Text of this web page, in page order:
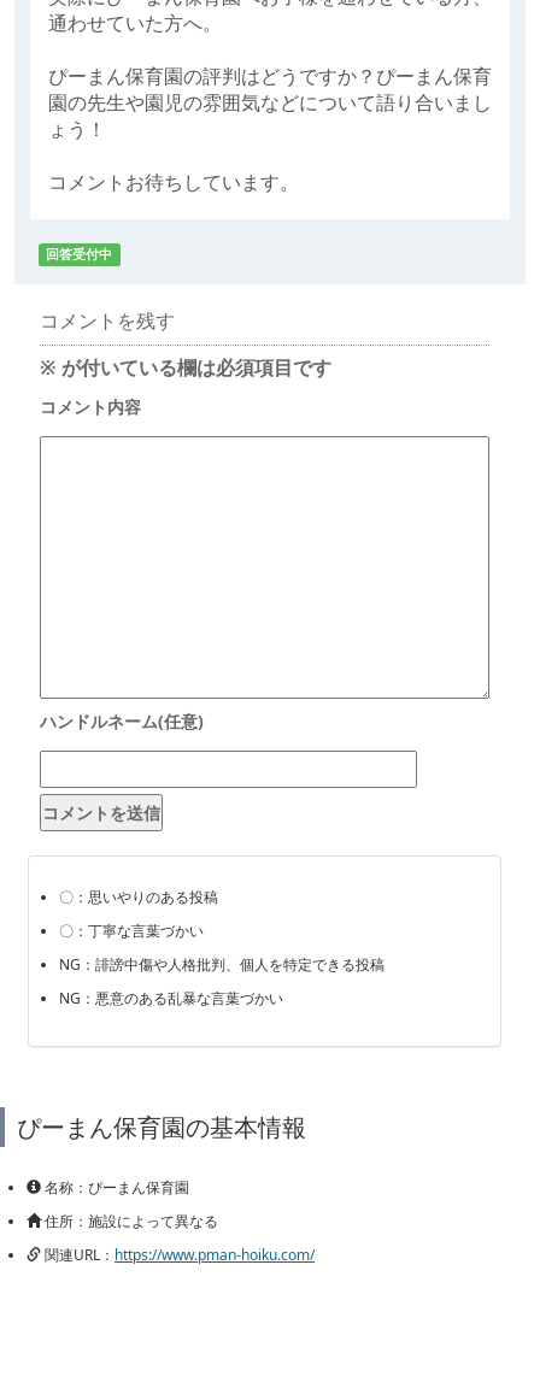
通わせていた方へ。
ぴーまん保育園の評判はどうですか？ぴーまん保育
園の先生や園児の雰囲気などについて語り合いまし
ょう！
コメントお待ちしています。
回答受付中
コメントを残す
※ が付いている欄は必須項目です
〇：思いやりのある投稿
〇：丁寧な言葉づかい
NG：誹謗中傷や人格批判、個人を特定できる投稿
NG：悪意のある乱暴な言葉づかい
ぴーまん保育園の基本情報
名称：ぴーまん保育園
住所：施設によって異なる
関連URL： https://www.pman-hoiku.com/